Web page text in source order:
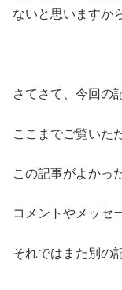
ないと思いますか
さてさて、今回の
ここまでご覧いた
この記事がよかっ
コメントやメッセ
それではまた別の